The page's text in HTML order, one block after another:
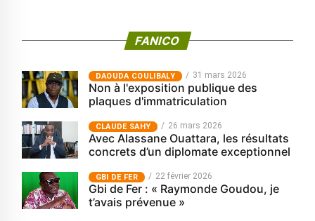
FANICO
‎DAOUDA COULIBALY 31 mars 2026
Non à l'exposition publique des
plaques d'immatriculation
CLAUDE SAHY 26 mars 2026
Avec Alassane Ouattara, les résultats
concrets d’un diplomate exceptionnel
GBI DE FER 22 février 2026
Gbi de Fer : « Raymonde Goudou, je
t’avais prévenue »